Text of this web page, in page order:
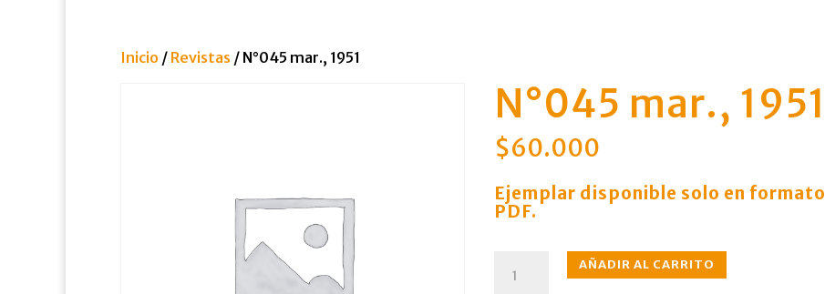
Inicio / Revistas / N°045 mar., 1951
N°045 mar., 1951
$60.000
Ejemplar disponible solo en formato
PDF.
mar.,
AÑADIR AL CARRITO